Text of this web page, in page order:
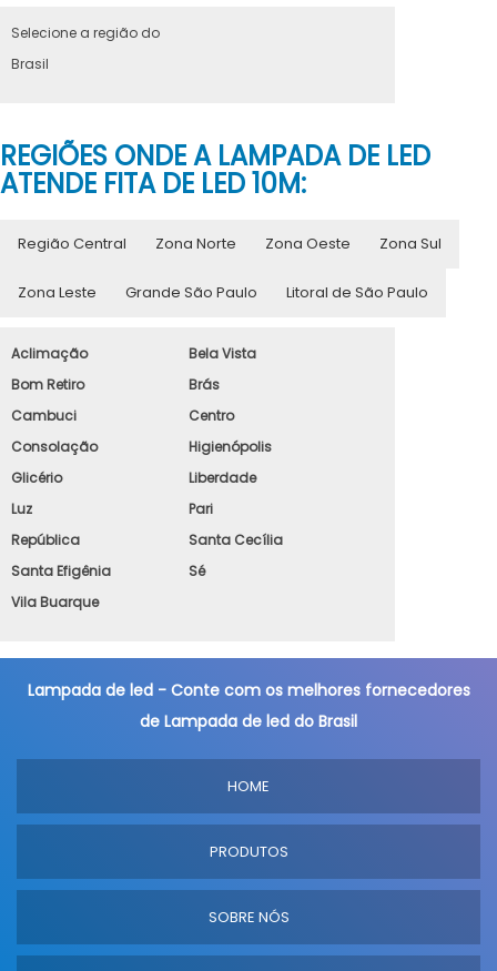
Selecione a região do
Brasil
REGIÕES ONDE A LAMPADA DE LED
ATENDE FITA DE LED 10M:
Região Central Zona Norte Zona Oeste Zona Sul
Zona Leste Grande São Paulo Litoral de São Paulo
Aclimação
Bela Vista
Bom Retiro
Brás
Cambuci
Centro
Consolação
Higienópolis
Glicério
Liberdade
Luz
Pari
República
Santa Cecília
Santa Efigênia
Sé
Vila Buarque
Lampada de led - Conte com os melhores fornecedores
de Lampada de led do Brasil
HOME
PRODUTOS
SOBRE NÓS